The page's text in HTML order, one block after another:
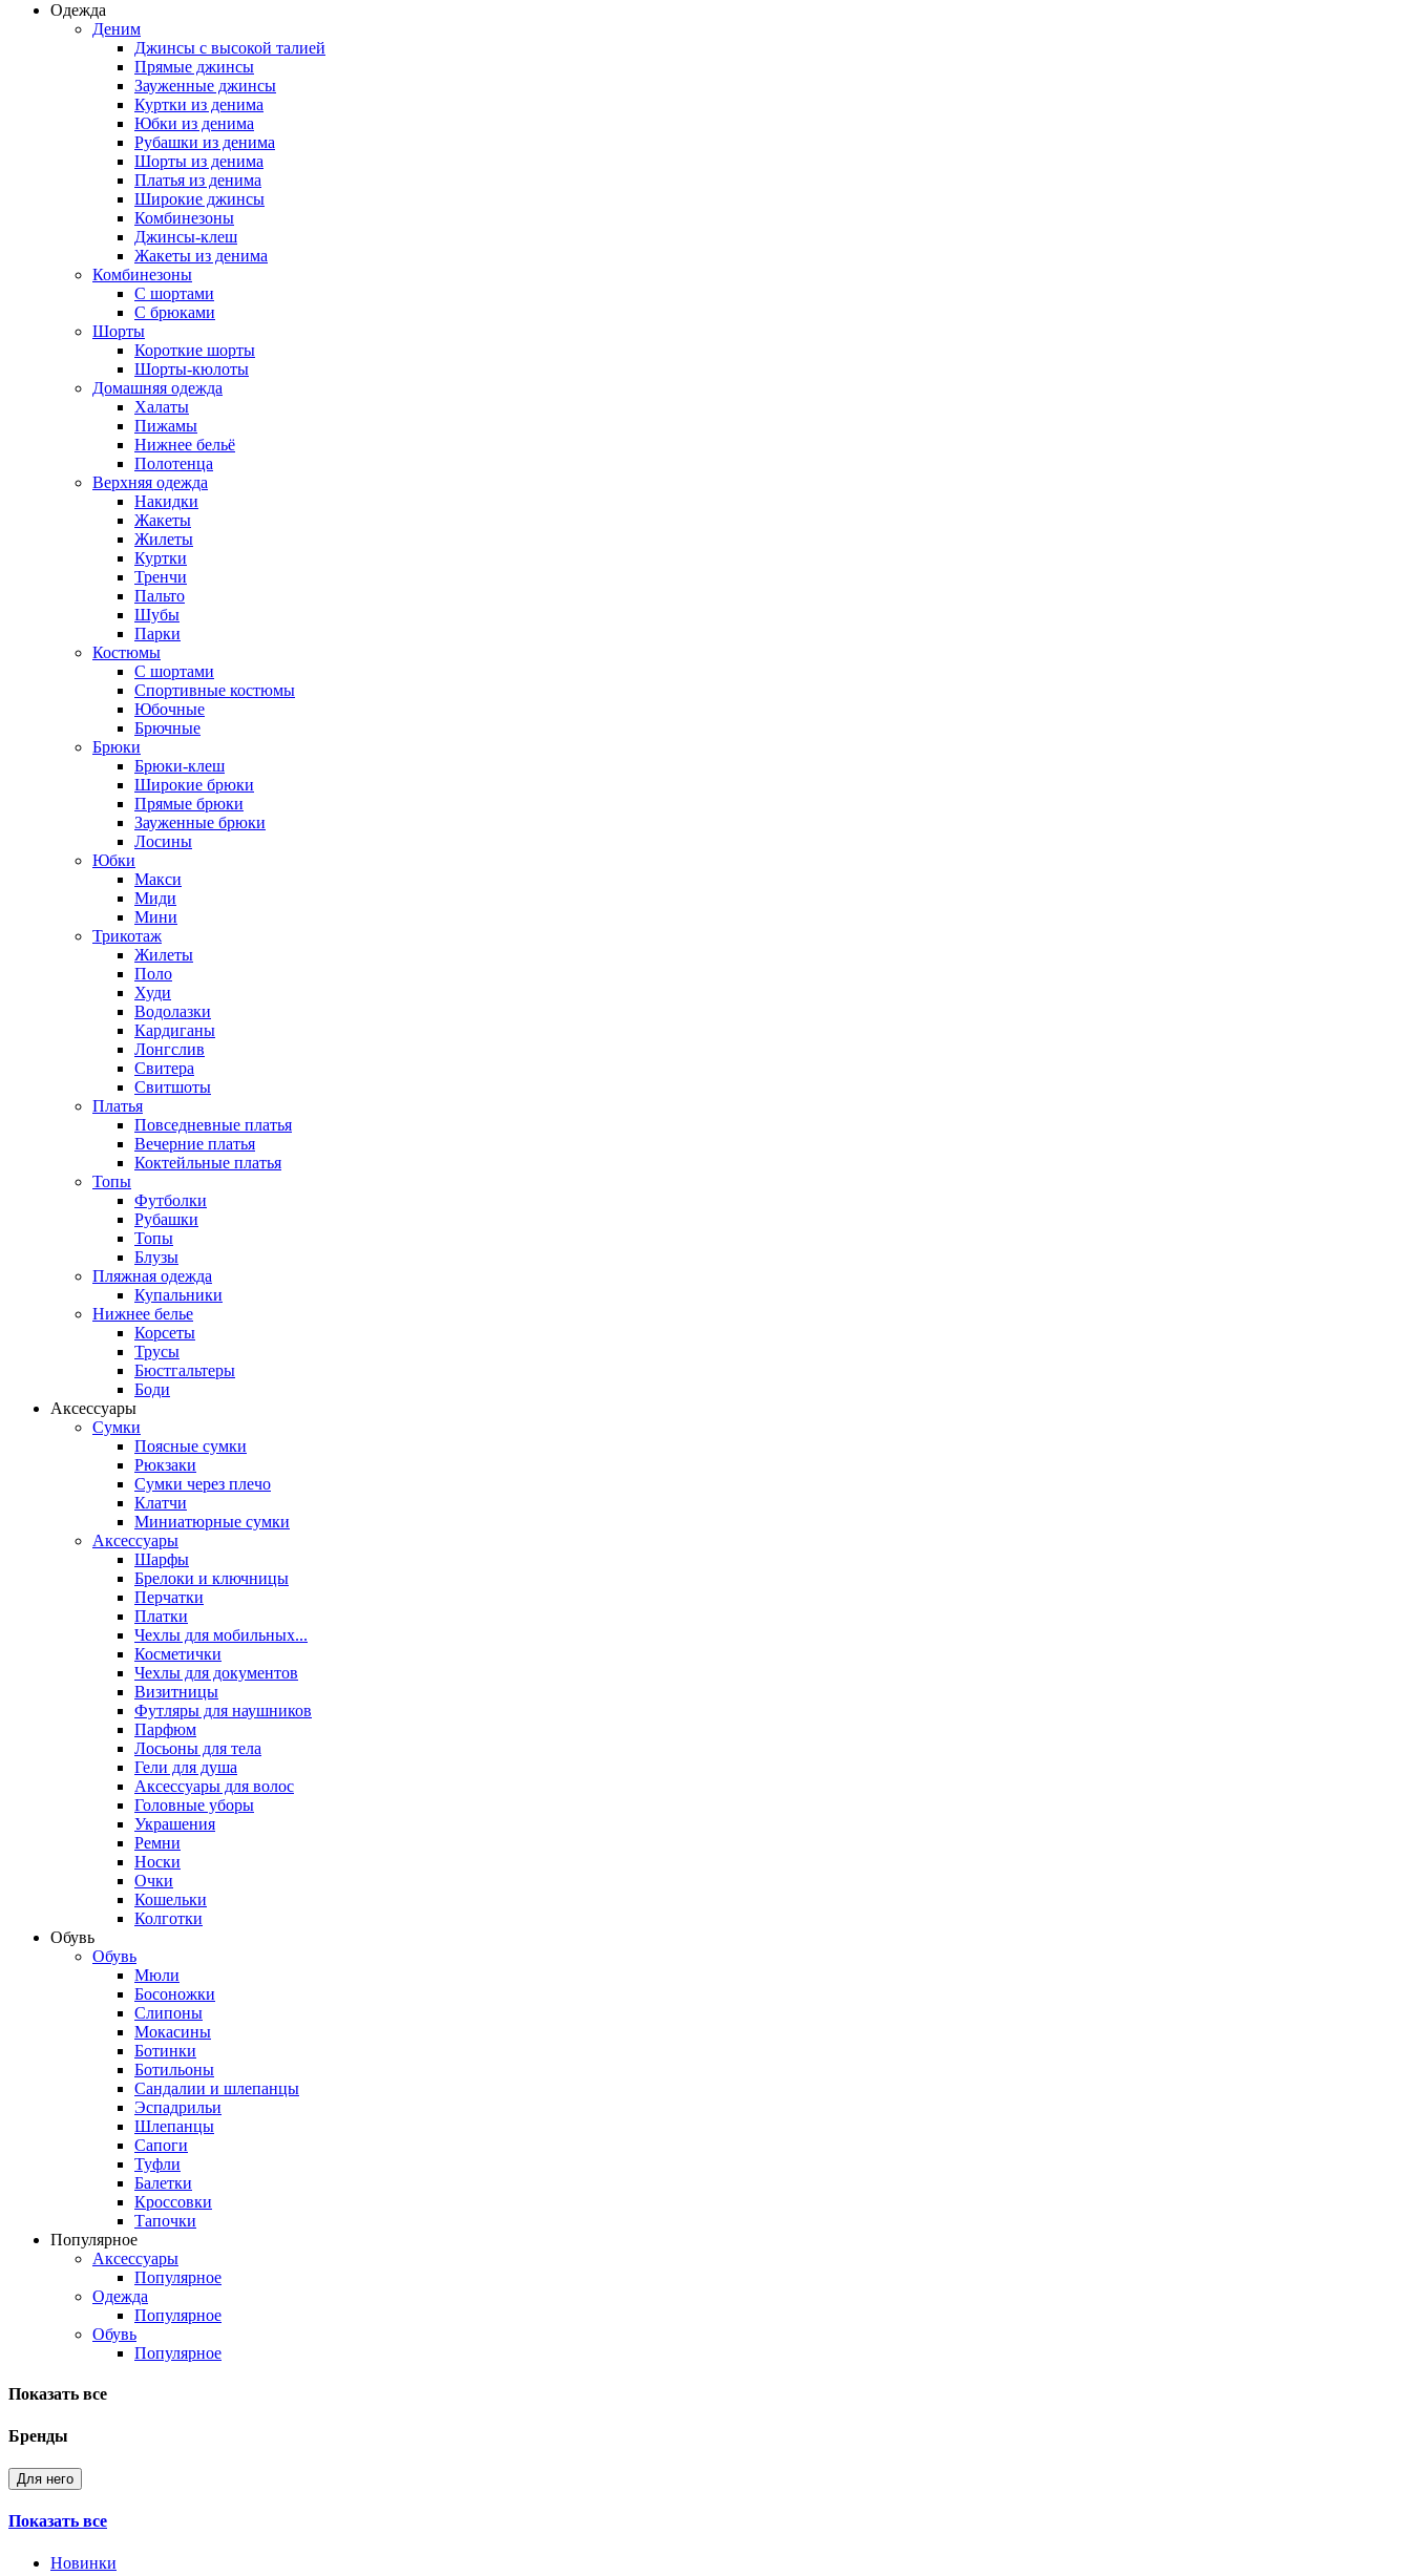
Одежда
Деним
Джинсы с высокой талией
Прямые джинсы
Зауженные джинсы
Куртки из денима
Юбки из денима
Рубашки из денима
Шорты из денима
Платья из денима
Широкие джинсы
Комбинезоны
Джинсы-клеш
Жакеты из денима
Комбинезоны
С шортами
С брюками
Шорты
Короткие шорты
Шорты-кюлоты
Домашняя одежда
Халаты
Пижамы
Нижнее бельё
Полотенца
Верхняя одежда
Накидки
Жакеты
Жилеты
Куртки
Тренчи
Пальто
Шубы
Парки
Костюмы
С шортами
Спортивные костюмы
Юбочные
Брючные
Брюки
Брюки-клеш
Широкие брюки
Прямые брюки
Зауженные брюки
Лосины
Юбки
Макси
Миди
Мини
Трикотаж
Жилеты
Поло
Худи
Водолазки
Кардиганы
Лонгслив
Свитера
Свитшоты
Платья
Повседневные платья
Вечерние платья
Коктейльные платья
Топы
Футболки
Рубашки
Топы
Блузы
Пляжная одежда
Купальники
Нижнее белье
Корсеты
Трусы
Бюстгальтеры
Боди
Аксессуары
Сумки
Поясные сумки
Рюкзаки
Сумки через плечо
Клатчи
Миниатюрные сумки
Аксессуары
Шарфы
Брелоки и ключницы
Перчатки
Платки
Чехлы для мобильных...
Косметички
Чехлы для документов
Визитницы
Футляры для наушников
Парфюм
Лосьоны для тела
Гели для душа
Аксессуары для волос
Головные уборы
Украшения
Ремни
Носки
Очки
Кошельки
Колготки
Обувь
Обувь
Мюли
Босоножки
Слипоны
Мокасины
Ботинки
Ботильоны
Сандалии и шлепанцы
Эспадрильи
Шлепанцы
Сапоги
Туфли
Балетки
Кроссовки
Тапочки
Популярное
Аксессуары
Популярное
Одежда
Популярное
Обувь
Популярное
Показать все
Бренды
Для него
Показать все
Новинки